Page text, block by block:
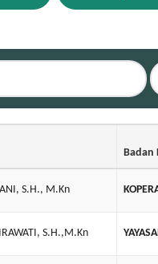
Badan
S.H., M.Kn
S.H.,M.Kn